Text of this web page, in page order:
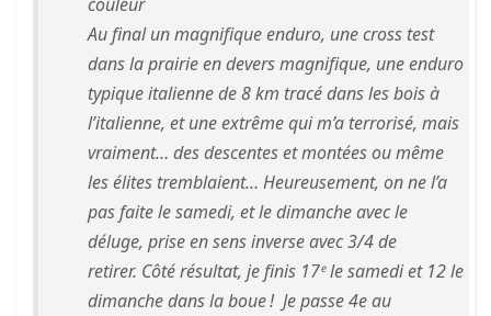
Au final un magnifique enduro, une cross test
dans la prairie en devers magnifique, une enduro
typique italienne de 8 km tracé dans les bois à
l’italienne, et une extrême qui m’a terrorisé, mais
vraiment… des descentes et montées ou même
les élites tremblaient… Heureusement, on ne l’a
pas faite le samedi, et le dimanche avec le
déluge, prise en sens inverse avec 3/4 de
retirer. Côté résultat, je finis 17ᵉ le samedi et 12 le
dimanche dans la boue ! Je passe 4e au